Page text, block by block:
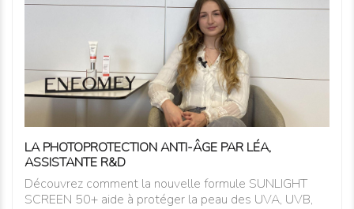
LA PHOTOPROTECTION ANTI-ÂGE PAR LÉA,
ASSISTANTE R&D
Découvrez comment la nouvelle formule SUNLIGHT
SCREEN 50+ aide à protéger la peau des UVA, UVB,